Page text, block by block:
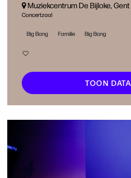
Muziekcentrum De Bijloke, Gent
Concertzaal
Big Bang Familie Big Bang
TOON DATA